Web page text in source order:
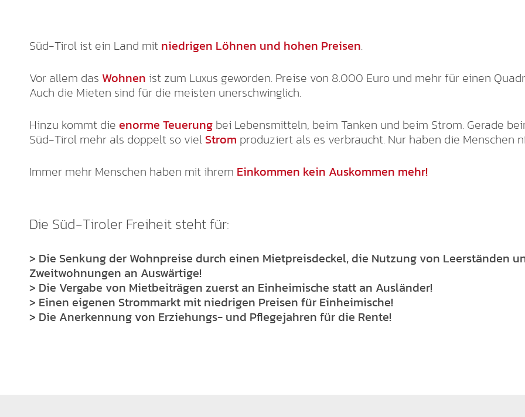
Süd-Tirol ist ein Land mit niedrigen Löhnen und hohen Preisen.
Vor allem das Wohnen ist zum Luxus geworden. Preise von 8.000 Euro und mehr für einen
Auch die Mieten sind für die meisten unerschwinglich.
Hinzu kommt die enorme Teuerung bei Lebensmitteln, beim Tanken und beim Strom. Gerade
Süd-Tirol mehr als doppelt so vielStrom produziert als es verbraucht. Nur haben die Menschen
Immer mehr Menschen haben mit ihrem Einkommen kein Auskommen mehr!
Die Süd-Tiroler Freiheit steht für:
> Die Senkung der Wohnpreise durch einen Mietpreisdeckel, die Nutzung von Leerständen
Zweitwohnungen an Auswärtige!
> Die Vergabe von Mietbeiträgen zuerst an Einheimische statt an Ausländer!
> Einen eigenen Strommarkt mit niedrigen Preisen für Einheimische!
> Die Anerkennung von Erziehungs- und Pflegejahren für die Rente!